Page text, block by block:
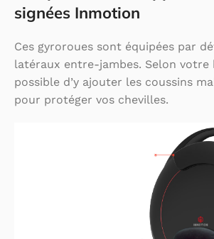
signées Inmotion
Ces gyroroues sont équipées par
latéraux entre-jambes. Selon votre
possible d’y ajouter les coussins
pour protéger vos chevilles.